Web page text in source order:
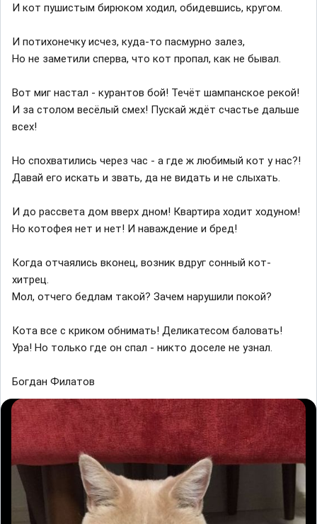
И кот пушистым бирюком ходил, обидевшись, кругом.
И потихонечку исчез, куда-то пасмурно залез,
Но не заметили сперва, что кот пропал, как не бывал.
Вот миг настал - курантов бой! Течёт шампанское рекой!
И за столом весёлый смех! Пускай ждёт счастье дальше
всех!
Но спохватились через час - а где ж любимый кот у нас?!
Давай его искать и звать, да не видать и не слыхать.
И до рассвета дом вверх дном! Квартира ходит ходуном!
Но котофея нет и нет! И наваждение и бред!
Когда отчаялись вконец, возник вдруг сонный кот-
хитрец.
Мол, отчего бедлам такой? Зачем нарушили покой?
Кота все с криком обнимать! Деликатесом баловать!
Ура! Но только где он спал - никто доселе не узнал.
Богдан Филатов